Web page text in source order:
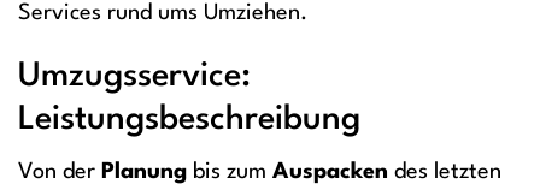
Services rund ums Umziehen.
Umzugsservice:
Leistungsbeschreibung
Von der Planung bis zum Auspacken des letzten